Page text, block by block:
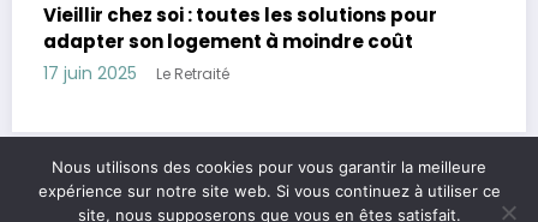
solutions pour
coût
Combien avoir de côté à 60
assurer sa retraite et sa
Legal & contact Politique de confidentialité A propos
Nous utilisons des cookies pour vous garantir la meilleure
expérience sur notre site web. Si vous continuez à utiliser ce
site, nous supposerons que vous en êtes satisfait.